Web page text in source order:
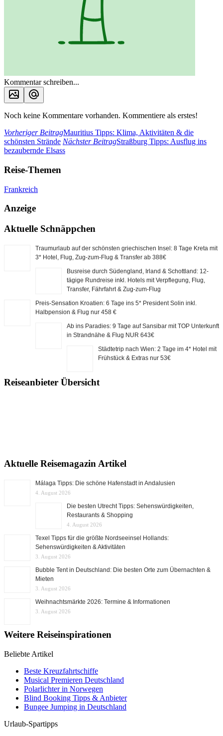
Kommentar schreiben...
Noch keine Kommentare vorhanden. Kommentiere als erstes!
Vorheriger BeitragMauritius Tipps: Klima, Aktivitäten & die
schönsten Strände Nächster BeitragStraßburg Tipps: Ausflug ins
bezaubernde Elsass
Reise-Themen
Frankreich
Anzeige
Aktuelle Schnäppchen
Traumurlaub auf der schönsten griechischen Insel: 8 Tage Kreta mit
3* Hotel, Flug, Zug-zum-Flug & Transfer ab 388€
Busreise durch Südengland, Irland & Schottland: 12-
tägige Rundreise inkl. Hotels mit Verpflegung, Flug,
Transfer, Fährfahrt & Zug-zum-Flug
Preis-Sensation Kroatien: 6 Tage ins 5* President Solin inkl.
Halbpension & Flug nur 458 €
Ab ins Paradies: 9 Tage auf Sansibar mit TOP Unterkunft
in Strandnähe & Flug NUR 643€
Städtetrip nach Wien: 2 Tage im 4* Hotel mit
Frühstück & Extras nur 53€
Reiseanbieter Übersicht
Aktuelle Reisemagazin Artikel
Málaga Tipps: Die schöne Hafenstadt in Andalusien
4. August 2026
Die besten Utrecht Tipps: Sehenswürdigkeiten,
Restaurants & Shopping
4. August 2026
Texel Tipps für die größte Nordseeinsel Hollands:
Sehenswürdigkeiten & Aktivitäten
3. August 2026
Bubble Tent in Deutschland: Die besten Orte zum Übernachten &
Mieten
3. August 2026
Weihnachtsmärkte 2026: Termine & Informationen
3. August 2026
Weitere Reiseinspirationen
Beliebte Artikel
Beste Kreuzfahrtschiffe
Musical Premieren Deutschland
Polarlichter in Norwegen
Blind Booking Tipps & Anbieter
Bungee Jumping in Deutschland
Urlaub-Spartipps